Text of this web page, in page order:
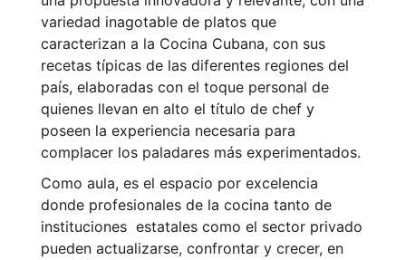
variedad inagotable de platos que
caracterizan a la Cocina Cubana, con sus
recetas típicas de las diferentes regiones del
país, elaboradas con el toque personal de
quienes llevan en alto el título de chef y
poseen la experiencia necesaria para
complacer los paladares más experimentados.
Como aula, es el espacio por excelencia
donde profesionales de la cocina tanto de
instituciones estatales como el sector privado
pueden actualizarse, confrontar y crecer, en